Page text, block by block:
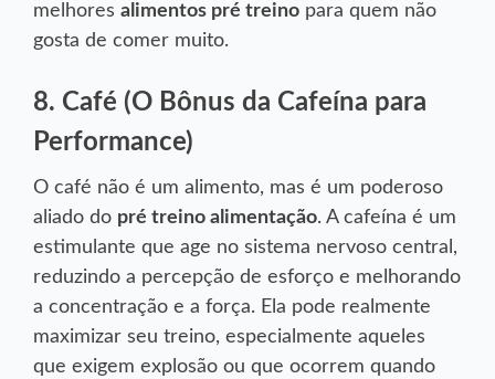
melhores alimentos pré treino para quem não
gosta de comer muito.
8. Café (O Bônus da Cafeína para
Performance)
O café não é um alimento, mas é um poderoso
aliado do pré treino alimentação. A cafeína é um
estimulante que age no sistema nervoso central,
reduzindo a percepção de esforço e melhorando
a concentração e a força. Ela pode realmente
maximizar seu treino, especialmente aqueles
que exigem explosão ou que ocorrem quando